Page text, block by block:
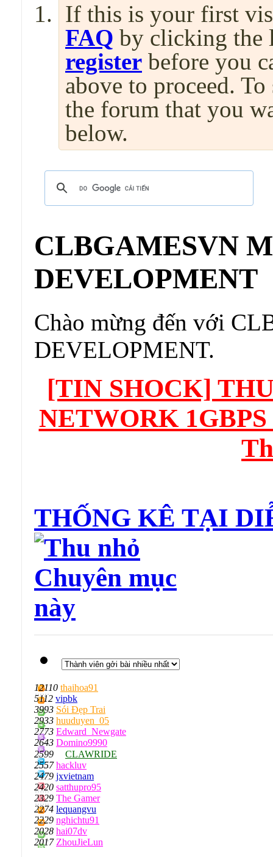
If this is your first
FAQ by clicking the
register before you
above to proceed.
the forum that you
below.
CLBGAMESVN
DEVELOPMENT
Chào mừng đến với
DEVELOPMENT.
[TIN SHOCK]
NETWORK
THỐNG KÊ TẠI
12110 thaihoa91
5112 vipbk
3993 Sói Đẹp Trai
2933 huuduyen_05
2773 Edward_Newgate
2643 Domino9990
2599
CLAWRIDE
2557hackluv
2479 jxvietnam
2420 satthupro95
2329 The Gamer
2274 lequangvu
2229 nghichtu91
2028 hai07dv
2017 ZhouJieLun